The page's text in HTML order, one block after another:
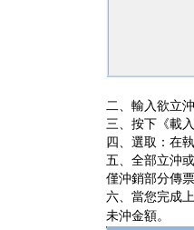
二、輸入欲立
三、按下《載
四、選取：在
五、全部立沖
僅沖銷部分傳
六、當您完成
未沖金額。